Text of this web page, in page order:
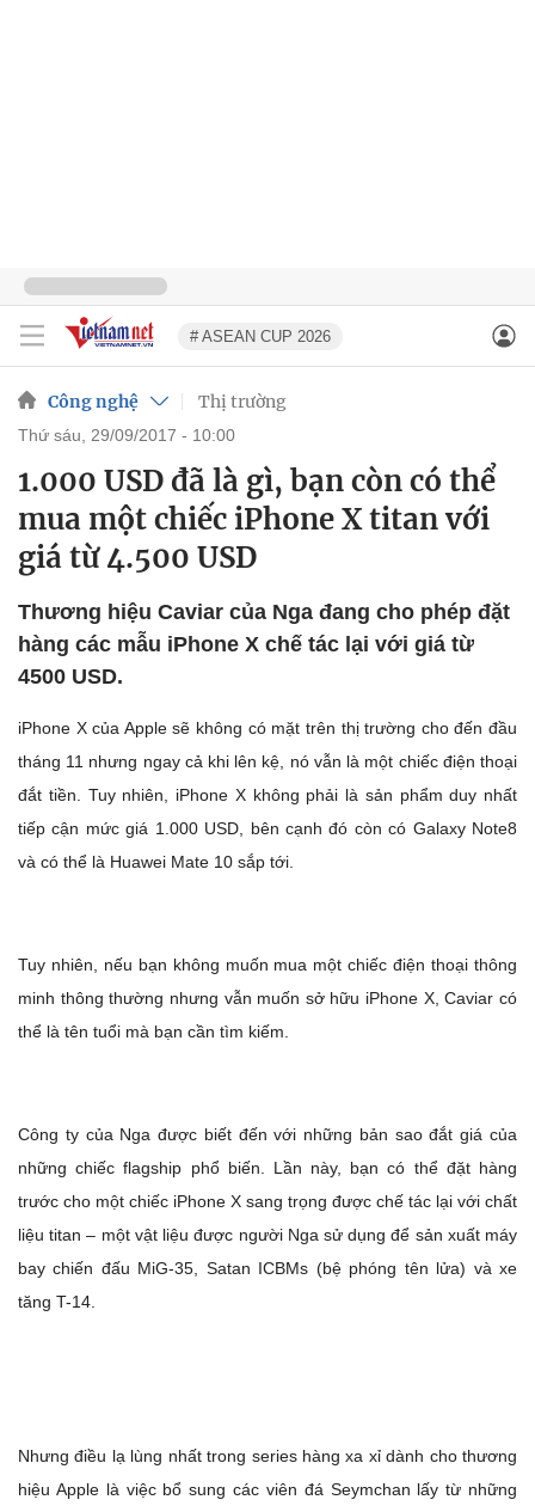
# ASEAN CUP 2026
Công nghệ Thị trường
thứ sáu, 29/09/2017 - 10:00
1.000 USD đã là gì, bạn còn có thể
mua một chiếc iPhone X titan với
giá từ 4.500 USD
Thương hiệu Caviar của Nga đang cho phép đặt
hàng các mẫu iPhone X chế tác lại với giá từ
4500 USD.
iPhone X của Apple sẽ không có mặt trên thị trường cho đến đầu
tháng 11 nhưng ngay cả khi lên kệ, nó vẫn là một chiếc điện thoại
đắt tiền. Tuy nhiên, iPhone X không phải là sản phẩm duy nhất
tiếp cận mức giá 1.000 USD, bên cạnh đó còn có Galaxy Note8
và có thể là Huawei Mate 10 sắp tới.
Tuy nhiên, nếu bạn không muốn mua một chiếc điện thoại thông
minh thông thường nhưng vẫn muốn sở hữu iPhone X, Caviar có
thể là tên tuổi mà bạn cần tìm kiếm.
Công ty của Nga được biết đến với những bản sao đắt giá của
những chiếc flagship phổ biến. Lần này, bạn có thể đặt hàng
trước cho một chiếc iPhone X sang trọng được chế tác lại với chất
liệu titan – một vật liệu được người Nga sử dụng để sản xuất máy
bay chiến đấu MiG-35, Satan ICBMs (bệ phóng tên lửa) và xe
tăng T-14.
Nhưng điều lạ lùng nhất trong series hàng xa xỉ dành cho thương
hiệu Apple là việc bổ sung các viên đá Seymchan lấy từ những